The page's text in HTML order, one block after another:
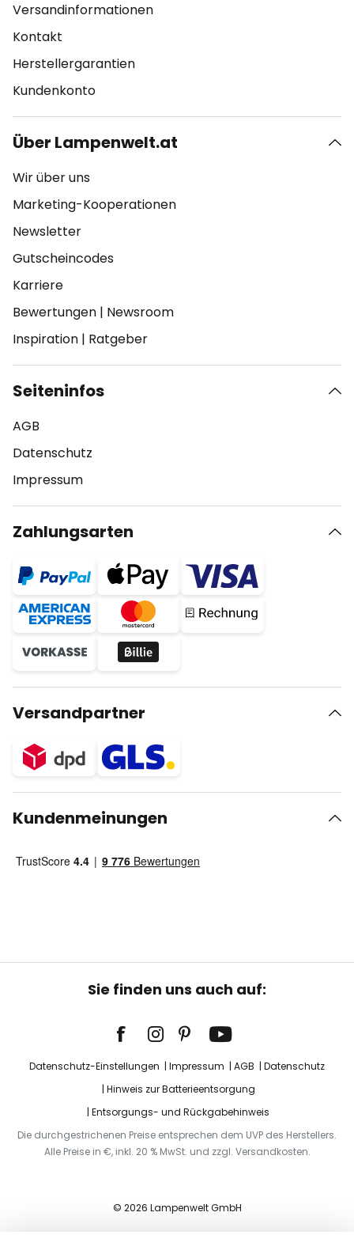
Versandinformationen
Kontakt
Herstellergarantien
Kundenkonto
Über Lampenwelt.at
Wir über uns
Marketing-Kooperationen
Newsletter
Gutscheincodes
Karriere
Bewertungen | Newsroom
Inspiration | Ratgeber
Seiteninfos
AGB
Datenschutz
Impressum
Zahlungsarten
Versandpartner
Kundenmeinungen
Sie finden uns auch auf:
Datenschutz-Einstellungen Impressum AGB
Datenschutz
Hinweis zur Batterieentsorgung
Entsorgungs- und Rückgabehinweis
Die durchgestrichenen Preise entsprechen dem UVP des Herstellers.
Alle Preise in €, inkl. 20 % MwSt. und zzgl. Versandkosten.
© 2026 Lampenwelt GmbH